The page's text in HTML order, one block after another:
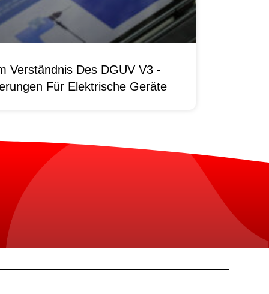
Verständnis Des DGUV V3 -
Für Elektrische Geräte